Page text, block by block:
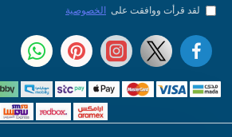
لقد قرأت ووافقت على الخصوصية